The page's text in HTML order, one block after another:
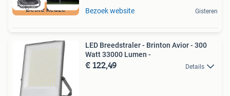
Beste keuze Bezoek website Gisteren
LED Breedstraler - Brinton Avior - 300
Watt 33000 Lumen -
€ 122,49 Details